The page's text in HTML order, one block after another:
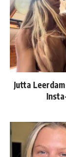
Jutta